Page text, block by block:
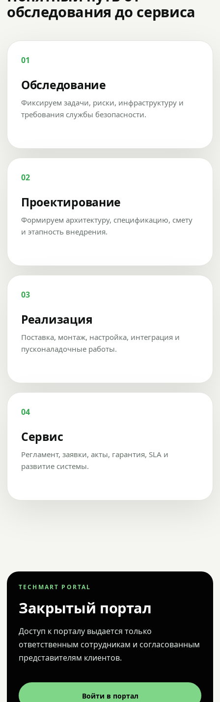
обследования до сервиса
01
Обследование
Фиксируем задачи, риски, инфраструктуру и
требования службы безопасности.
02
Проектирование
Формируем архитектуру, спецификацию, смету
и этапность внедрения.
03
Реализация
Поставка, монтаж, настройка, интеграция и
пусконаладочные работы.
04
Сервис
Регламент, заявки, акты, гарантия, SLA и
развитие системы.
TECHMART PORTAL
Закрытый портал
Доступ к порталу выдается только
ответственным сотрудникам и согласованным
представителям клиентов.
Войти в портал